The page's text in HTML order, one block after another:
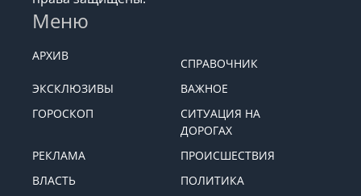
Меню
АРХИВ
СПРАВОЧНИК
ЭКСКЛЮЗИВЫ
ВАЖНОЕ
ГОРОСКОП
СИТУАЦИЯ НА
ДОРОГАХ
РЕКЛАМА
ПРОИСШЕСТВИЯ
ВЛАСТЬ
ПОЛИТИКА